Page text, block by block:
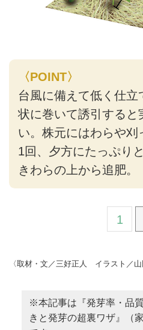
〈POINT〉
台風に備えて低く仕
状に巻いて誘引すると
い。株元にはわらや刈
1回、夕方にたっぷり
きわらの上から追肥。
1
〈取材・文／三好正人 イラスト／
※本記事は『発芽率・品
きと発芽の超裏ワザ』（